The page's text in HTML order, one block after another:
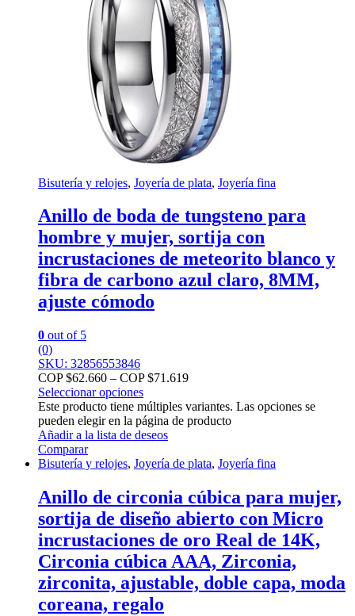
Bisutería y relojes, Joyería de plata, Joyería fina
Anillo de boda de tungsteno para
hombre y mujer, sortija con
incrustaciones de meteorito blanco y
fibra de carbono azul claro, 8MM,
ajuste cómodo
0 out of 5
(0)
SKU: 32856553846
COP $62.660 – COP $71.619
Seleccionar opciones
Este producto tiene múltiples variantes. Las opciones se
pueden elegir en la página de producto
Añadir a la lista de deseos
Comparar
Bisutería y relojes, Joyería de plata, Joyería fina
Anillo de circonia cúbica para mujer,
sortija de diseño abierto con Micro
incrustaciones de oro Real de 14K,
Circonia cúbica AAA, Zirconia,
zirconita, ajustable, doble capa, moda
coreana, regalo